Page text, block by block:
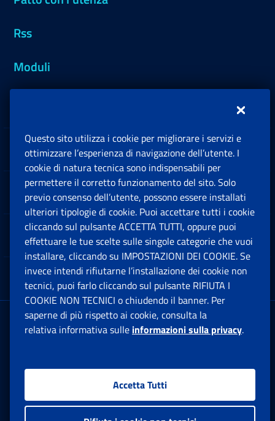
Rss
Moduli
Sedi e Contatti
Software
Note Legali
App mobile
Sede Legale : Via Ciro il Grande, 21
00144 Roma
Facebook: Apre una nuova finestra
Twitter: Apre una nuova finestra
Whatsapp: Apre una nuova
Youtube: Apre una
Instagram:
Questo sito utilizza i cookie per migliorare i servizi e
ottimizzare l’esperienza di navigazione dell’utente. I
cookie di natura tecnica sono indispensabili per
permettere il corretto funzionamento del sito. Solo
previo consenso dell’utente, possono essere installati
ulteriori tipologie di cookie. Puoi accettare tutti i cookie
cliccando sul pulsante ACCETTA TUTTI, oppure puoi
effettuare le tue scelte sulle singole categorie che vuoi
installare, cliccando su IMPOSTAZIONI DEI COOKIE. Se
invece intendi rifiutarne l’installazione dei cookie non
tecnici, puoi farlo cliccando sul pulsante RIFIUTA I
COOKIE NON TECNICI o chiudendo il banner. Per
saperne di più rispetto ai cookie, consulta la
relativa informativa sulle informazioni sulla privacy.
Accetta Tutti